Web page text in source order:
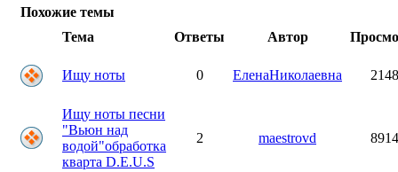
Похожие темы
Тема
Ответы Автор
Ищу ноты 0 ЕленаНиколаевна
Ищу ноты песни
"Вьюн над
водой"обработка
кварта D.E.U.S
2 maestrovd